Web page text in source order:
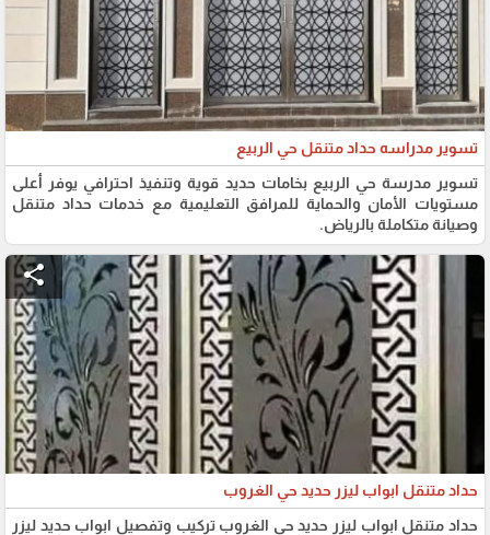
تسوير مدراسه حداد متنقل حي الربيع
تسوير مدرسة حي الربيع بخامات حديد قوية وتنفيذ احترافي يوفر أعلى
مستويات الأمان والحماية للمرافق التعليمية مع خدمات حداد متنقل
وصيانة متكاملة بالرياض.
share
حداد متنقل ابواب ليزر حديد حي الغروب
حداد متنقل ابواب ليزر حديد حي الغروب تركيب وتفصيل ابواب حديد ليزر